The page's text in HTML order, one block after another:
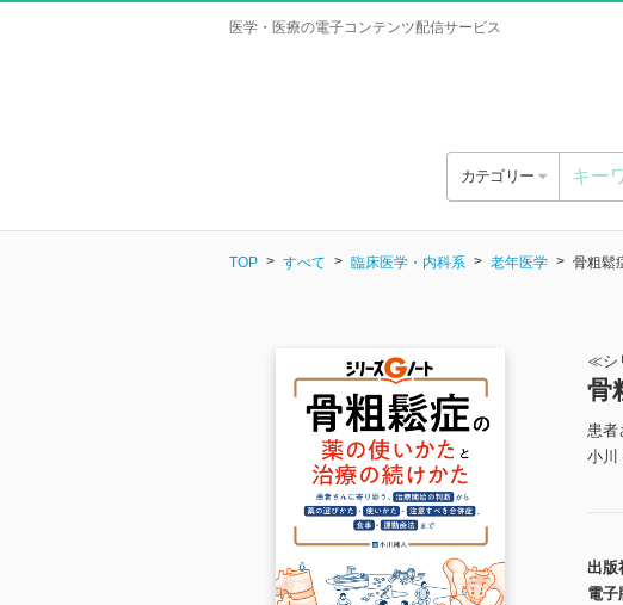
医学・医療の電子コンテンツ配信サービス
カテゴリー
TOP すべて 臨床医学・内科系 老年医学 骨粗鬆
≪シ
骨
患者
小川
出版
電子